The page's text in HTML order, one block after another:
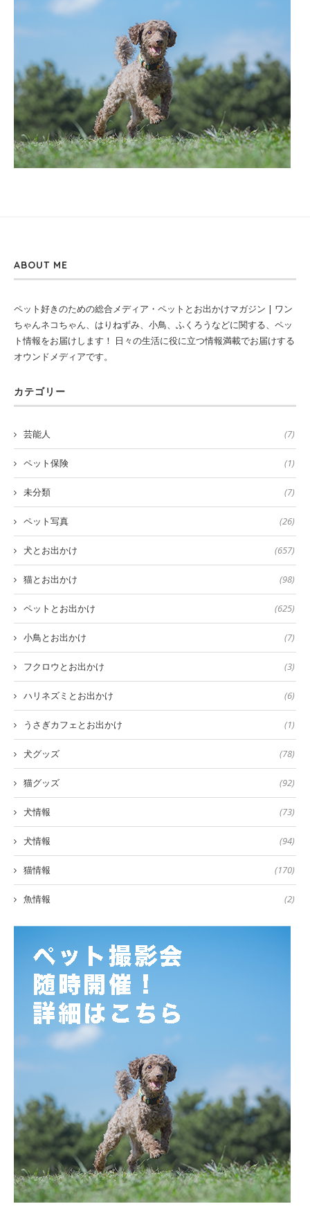
ABOUT ME
ペット好きのための総合メディア・ペットとお出かけマガジン | ワン
ちゃんネコちゃん、はりねずみ、小鳥、ふくろうなどに関する、ペッ
ト情報をお届けします！ 日々の生活に役に立つ情報満載でお届けする
オウンドメディアです。
カテゴリー
芸能人 (7)
ペット保険 (1)
未分類 (7)
ペット写真 (26)
犬とお出かけ (657)
猫とお出かけ (98)
ペットとお出かけ (625)
小鳥とお出かけ (7)
フクロウとお出かけ (3)
ハリネズミとお出かけ (6)
うさぎカフェとお出かけ (1)
犬グッズ (78)
猫グッズ (92)
犬情報 (73)
犬情報 (94)
猫情報 (170)
魚情報 (2)